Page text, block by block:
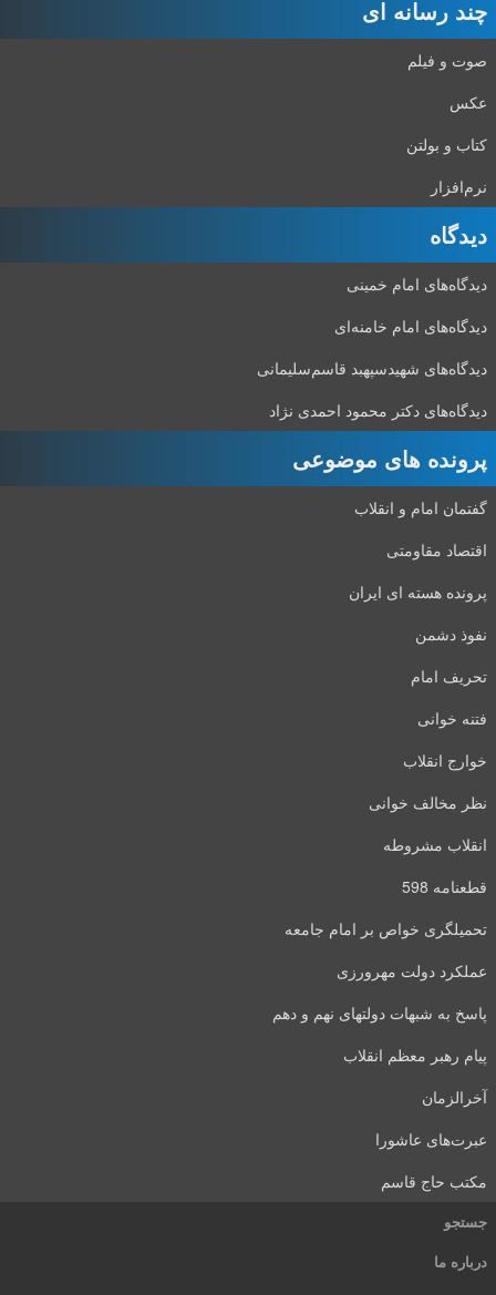
چند رسانه ای
صوت و فیلم
عکس
کتاب و بولتن
نرم‌افزار
دیدگاه‌
دیدگاه‌های امام خمینی
دیدگاه‌های امام خامنه‌ای
دیدگاه‌های شهید‌سپهبد قاسم‌سلیمانی
دیدگاه‌های دکتر محمود احمدی نژاد
پرونده های موضوعی
گفتمان امام و انقلاب
اقتصاد مقاومتی
پرونده هسته ای ایران
نفوذ دشمن
تحریف امام
فتنه خوانی
خوارج انقلاب
نظر مخالف خوانی
انقلاب مشروطه
قطعنامه 598
تحمیلگری خواص بر امام جامعه
عملکرد دولت مهرورزی
پاسخ به شبهات دولتهای نهم و دهم
پیام رهبر معظم انقلاب
آخرالزمان
عبرت‌های عاشورا
مکتب حاج قاسم
جستجو
درباره ما